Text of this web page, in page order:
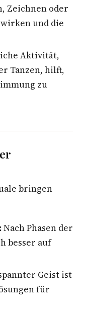
Zeichnen oder
und die
Aktivität,
Tanzen, hilft,
zu
bringen
Nach Phasen der
besser auf
Geist ist
für